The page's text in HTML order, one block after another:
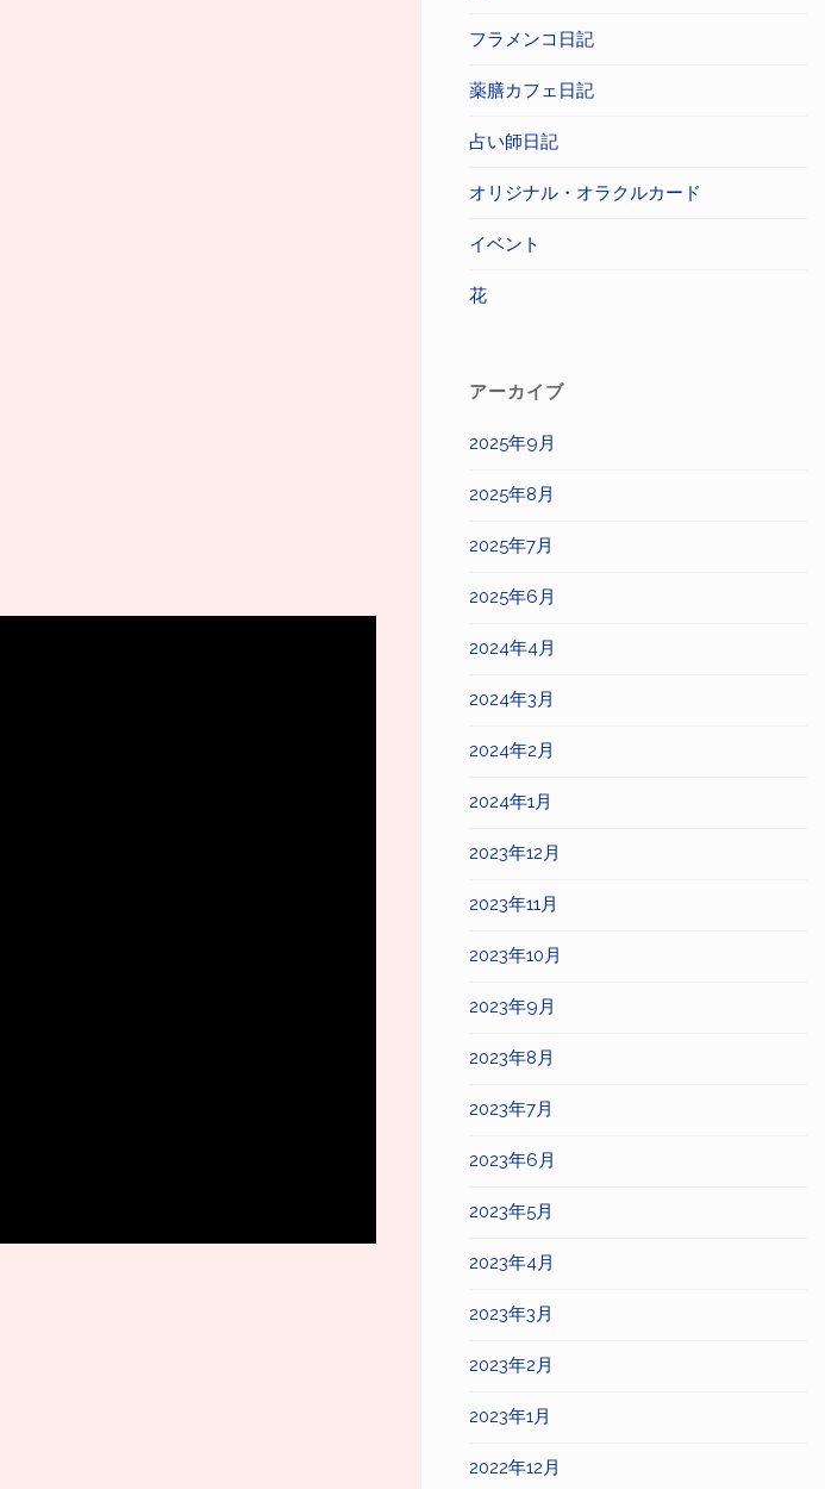
フラメンコ日記
薬膳カフェ日記
占い師日記
オリジナル・オラクルカード
イベント
花
アーカイブ
2025年9月
2025年8月
2025年7月
2025年6月
2024年4月
2024年3月
2024年2月
2024年1月
2023年12月
2023年11月
2023年10月
2023年9月
2023年8月
2023年7月
2023年6月
2023年5月
2023年4月
2023年3月
2023年2月
2023年1月
2022年12月